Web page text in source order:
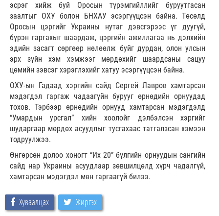
эсрэг хийж буй Оросын түрэмгийллийг буруутгасан
заалтыг ОХУ болон БНХАУ эсэргүүцсэн байна. Төсөлд
Оросын цэргийг Украины нутаг дэвсгэрээс үг дуугүй,
бүрэн гаргахыг шаардаж, цэргийн ажиллагаа нь дэлхийн
эдийн засагт сөргөөр нөлөөлж буйг дурдан, олон улсын
эрх зүйн хэм хэмжээг мөрдөхийг шаардсаны сацуу
цөмийн зэвсэг хэрэглэхийг хатуу эсэргүүцсэн байна.
ОХУ-ын Гадаад хэргийн сайд Сергей Лавров хамтарсан
мэдэгдэл гаргаж чадаагүйн бурууг өрнөдийн орнуудад
тохов. Тэрбээр өрнөдийн орнууд хамтарсан мэдэгдэлд
“Умардын урсгал” хийн хоолойг дэлбэлсэн хэргийг
шударгаар мөрдөх асуудлыг тусгахаас татгалзсан хэмээн
тодруулжээ.
Өнгөрсөн долоо хоногт “Их 20” бүлгийн орнуудын сангийн
сайд нар Украины асуудлаар зөвшилцөлд хүрч чадалгүй,
хамтарсан мэдэгдэл мөн гаргаагүй билээ.
Хуваалцах Жиргэх